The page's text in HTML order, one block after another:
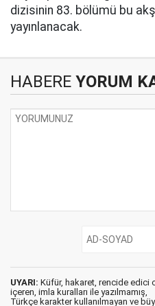
dizisinin 83. bölümü bu
yayınlanacak.
HABERE YORUM
UYARI: Küfür, hakaret, rencide edici
içeren, imla kuralları ile yazılmamış,
Türkçe karakter kullanılmayan ve